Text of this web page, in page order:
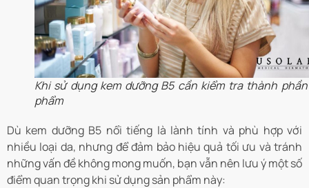
Khi sử dụng kem dưỡng B5 cần kiểm tra thành
phẩm
Dù kem dưỡng B5 nổi tiếng là lành tính và phù hợp với
nhiều loại da, nhưng để đảm bảo hiệu quả tối ưu và tránh
những vấn đề không mong muốn, bạn vẫn nên lưu ý một số
điểm quan trọng khi sử dụng sản phẩm này: